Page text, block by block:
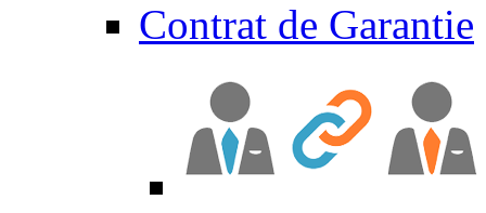
Contrat de Garantie